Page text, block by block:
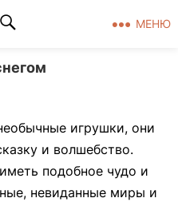
МЕНЮ
игрушки, они
и волшебство.
подобное чудо и
невиданные миры и